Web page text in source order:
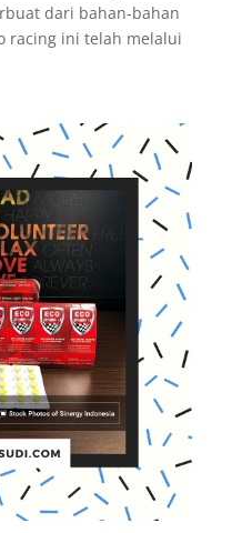
dari bahan-bahan
racing ini telah melalui